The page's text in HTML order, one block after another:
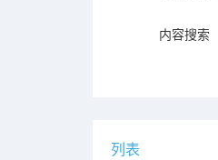
内容搜索
列表